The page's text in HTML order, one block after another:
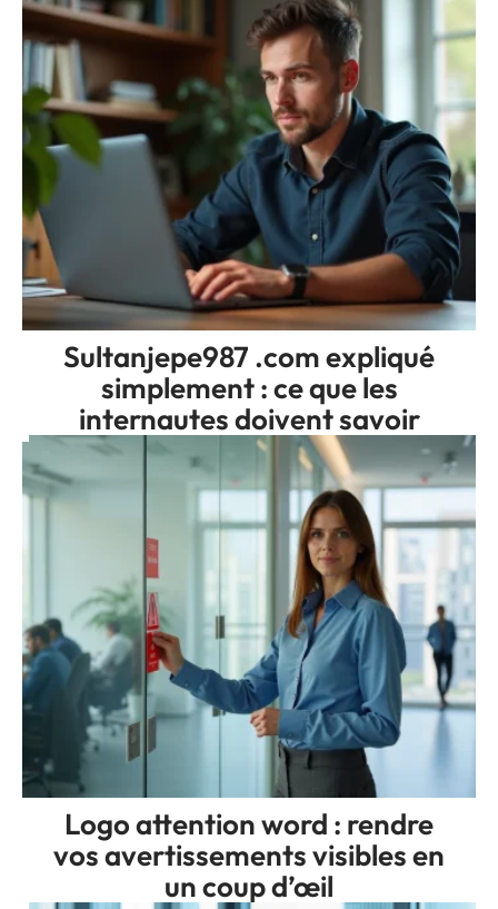
Sultanjepe987 .com expliqué
simplement : ce que les
internautes doivent savoir
Logo attention word : rendre
vos avertissements visibles en
un coup d’œil